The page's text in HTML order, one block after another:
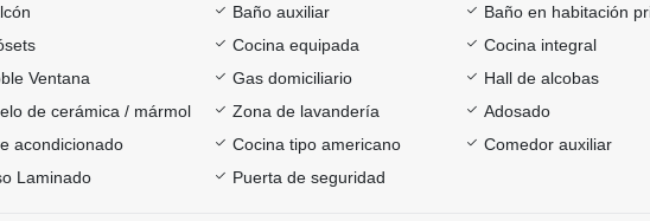
Baño auxiliar
Baño en habitación
Cocina equipada
Cocina integral
Ventana
Gas domiciliario
Hall de alcobas
de cerámica / mármol
Zona de lavandería
Adosado
acondicionado
Cocina tipo americano
Comedor auxiliar
Laminado
Puerta de seguridad